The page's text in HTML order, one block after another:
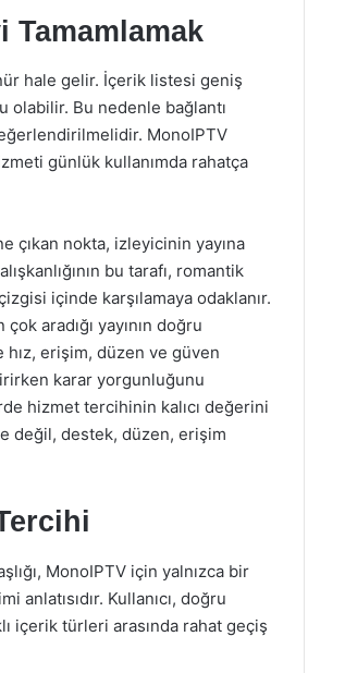
Tamamlamak
hale gelir. İçerik listesi geniş
olabilir. Bu nedenle bağlantı
MonoIPTV
günlük kullanımda rahatça
çıkan nokta, izleyicinin yayına
bu tarafı, romantik
içinde karşılamaya odaklanır.
aradığı yayının doğru
hız, erişim, düzen ve güven
karar yorgunluğunu
hizmet tercihinin kalıcı değerini
değil, destek, düzen, erişim
MonoIPTV için yalnızca bir
Kullanıcı, doğru
içerik türleri arasında rahat geçiş